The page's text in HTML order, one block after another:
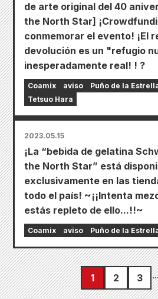
de arte original del 40
the North Star]
conmemorar el evento! ¡El
devolución es un "refugio
inesperadamente real! ! ?
Coamix aviso
Puño de la
Tetsuo Hara
2023.05.15
¡La “bebida de gelatina
the North Star” está
exclusivamente en las
todo el país! ~¡¡Intenta
estás repleto de ello...!!~
Coamix aviso Puño de la
1 2 3